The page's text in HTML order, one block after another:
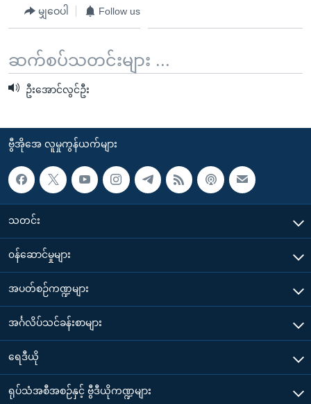
မျှဝေပါ Follow us
ဆက်စပ်သတင်းများ ...
ဦးအောင်လွင်ဦး
ဗွီအိုအေ လူမှုကွန်ယက်များ
သတင်း
၀န်ဆောင်မှုများ
အပတ်စဉ်ကဏ္ဍများ
အင်္ဂလိပ်သင်ခန်းစာများ
ရေဒီယို
ရုပ်သံအစီအစဉ်နှင့် ဗွီဒီယိုကဏ္ဍများ